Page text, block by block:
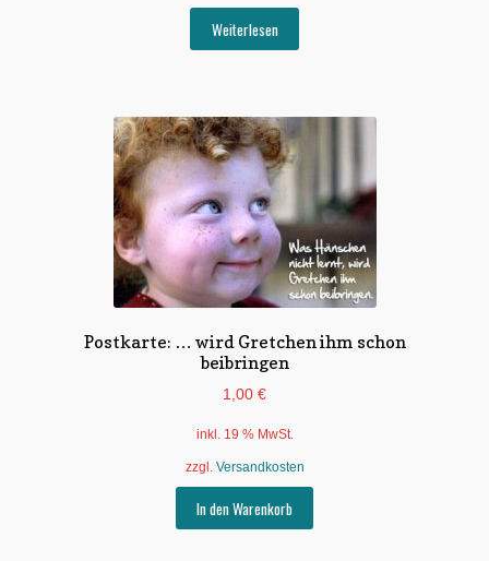
Weiterlesen
Postkarte: … wird Gretchen ihm schon
beibringen
1,00 €
inkl. 19 % MwSt.
zzgl. Versandkosten
In den Warenkorb